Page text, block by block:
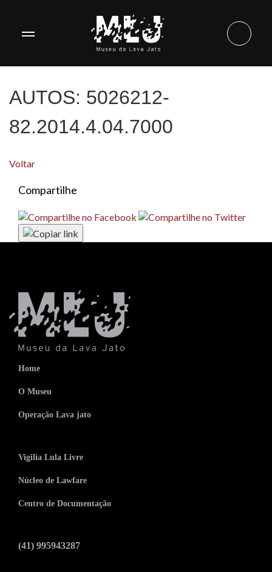
AUTOS: 5026212-
82.2014.4.04.7000
Voltar
Compartilhe
Home
O Museu
Operação Lava jato
Vigilia Lula Livre
Núcleo de Lawfare
Centro de Documentação
(41) 995943287